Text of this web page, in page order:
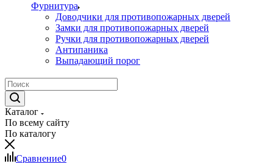
Фурнитура
Доводчики для противопожарных дверей
Замки для противопожарных дверей
Ручки для противопожарных дверей
Антипаника
Выпадающий порог
Каталог
По всему сайту
По каталогу
Сравнение0